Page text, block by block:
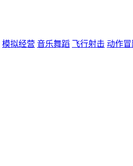
模拟经营 音乐舞蹈 飞行射击 动作冒